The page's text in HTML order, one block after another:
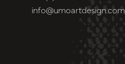
info@umoartdesign.com